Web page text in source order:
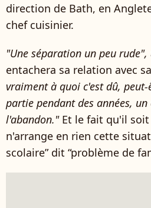
direction de Bath, en
chef cuisinier.
"Une séparation un peu rude",
entachera sa relation avec
vraiment à quoi c'est dû,
partie pendant des années, un
l'abandon."Et le fait qu'il soit
n'arrange en rien cette
scolaire” dit “problème de